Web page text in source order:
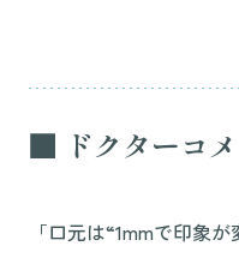
■ ドクターコメ
「口元は“1mmで印象